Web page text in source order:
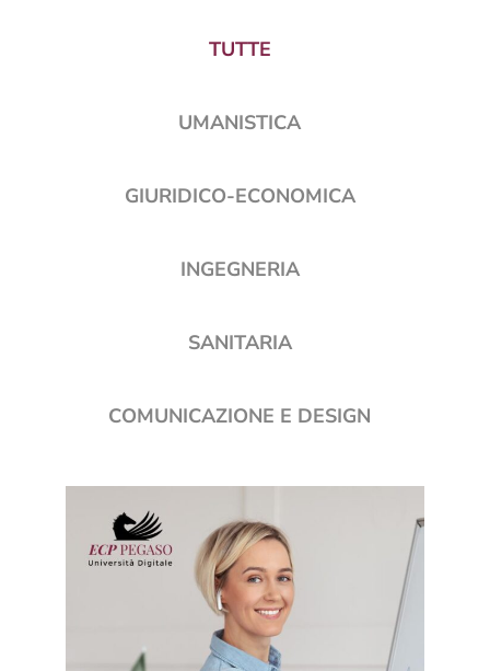
TUTTE
UMANISTICA
GIURIDICO-ECONOMICA
INGEGNERIA
SANITARIA
COMUNICAZIONE E DESIGN